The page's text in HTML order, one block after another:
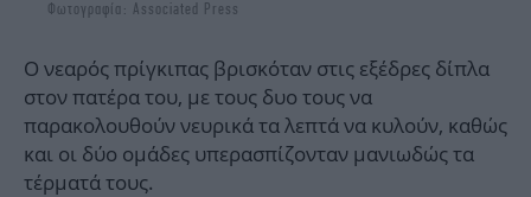
Φωτογραφία: Associated Press
Ο νεαρός πρίγκιπας βρισκόταν στις εξέδρες δίπλα
στον πατέρα του, με τους δυο τους να
παρακολουθούν νευρικά τα λεπτά να κυλούν, καθώς
και οι δύο ομάδες υπερασπίζονταν μανιωδώς τα
τέρματά τους.